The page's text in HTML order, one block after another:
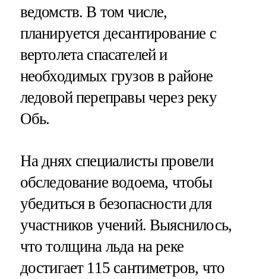
ведомств. В том числе,
планируется десантирование с
вертолета спасателей и
необходимых грузов в районе
ледовой переправы через реку
Обь.
На днях специалисты провели
обследование водоема, чтобы
убедиться в безопасности для
участников учений. Выяснилось,
что толщина льда на реке
достигает 115 сантиметров, что